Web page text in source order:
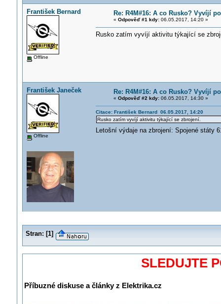
František Bernard
Offline
Re: R4M#16: A co Rusko? Vyvíjí
« Odpověď #1 kdy:06.05.2017, 14:20 »
Rusko zatím vyvíjí aktivitu týkající se
František Janeček
Offline
Re: R4M#16: A co Rusko? Vyvíjí
« Odpověď #2 kdy:06.05.2017, 14:30 »
Citace: František Bernard 06.05.2017, 14:20
Rusko zatím vyvíjí aktivitu týkající se zbrojení.
Letošní výdaje na zbrojení: Spojené státy
Stran: [1]
SLEDUJTE
Příbuzné diskuse a články z Elektrika.cz